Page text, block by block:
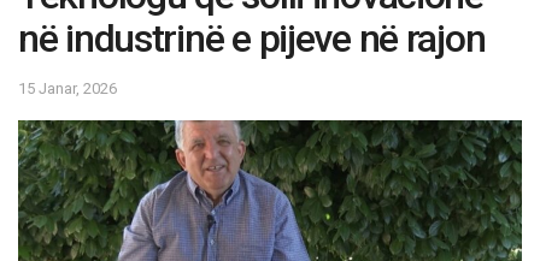
në industrinë e pijeve në rajon
15 Janar, 2026